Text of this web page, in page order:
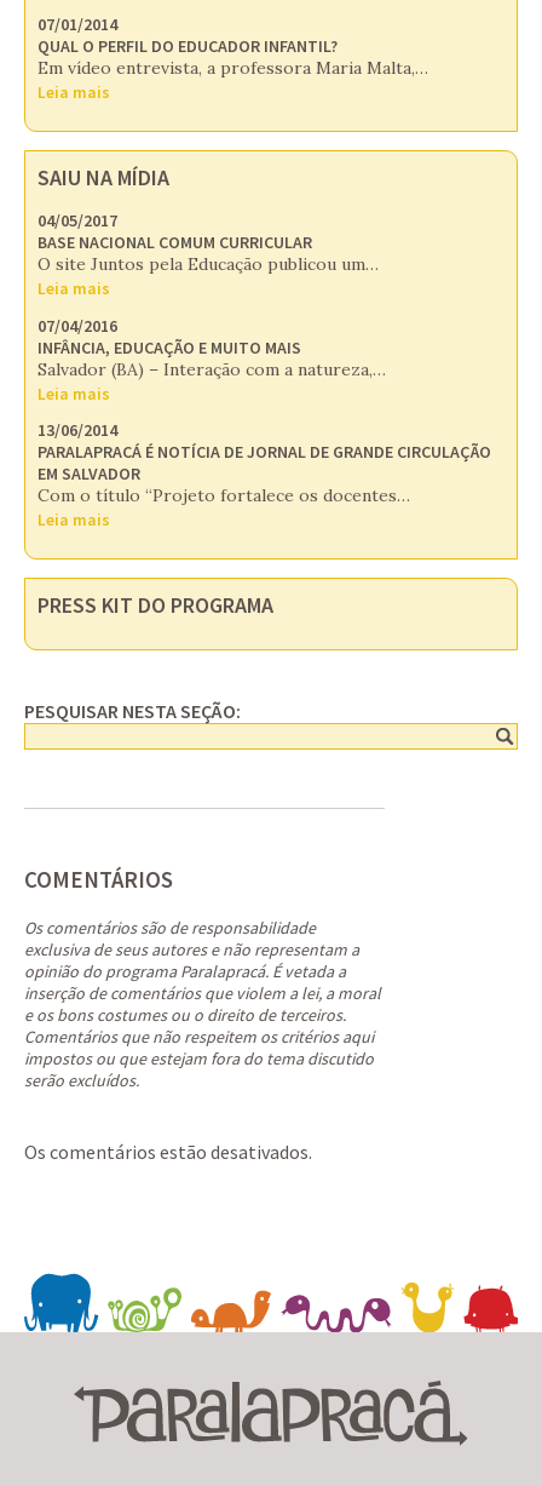
07/01/2014
QUAL O PERFIL DO EDUCADOR INFANTIL?
Em vídeo entrevista, a professora Maria Malta,…
Leia mais
SAIU NA MÍDIA
04/05/2017
BASE NACIONAL COMUM CURRICULAR
O site Juntos pela Educação publicou um…
Leia mais
07/04/2016
INFÂNCIA, EDUCAÇÃO E MUITO MAIS
Salvador (BA) – Interação com a natureza,…
Leia mais
13/06/2014
PARALAPRACÁ É NOTÍCIA DE JORNAL DE GRANDE CIRCULAÇÃO
EM SALVADOR
Com o título “Projeto fortalece os docentes…
Leia mais
PRESS KIT DO PROGRAMA
PESQUISAR NESTA SEÇÃO:
COMENTÁRIOS
Os comentários são de responsabilidade
exclusiva de seus autores e não representam a
opinião do programa Paralapracá. É vetada a
inserção de comentários que violem a lei, a moral
e os bons costumes ou o direito de terceiros.
Comentários que não respeitem os critérios aqui
impostos ou que estejam fora do tema discutido
serão excluídos.
Os comentários estão desativados.